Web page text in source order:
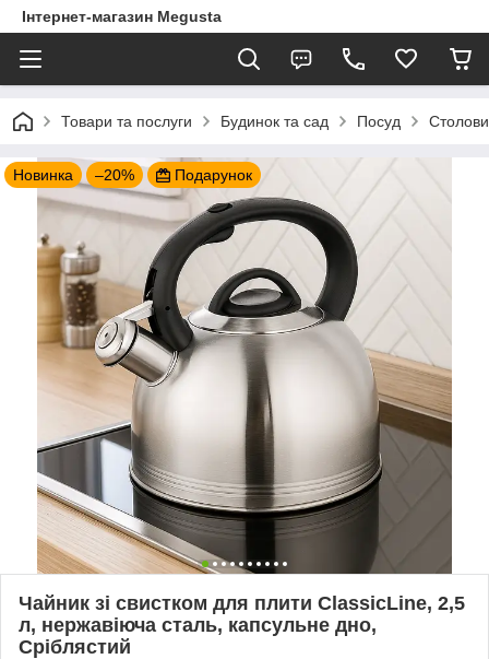
Інтернет-магазин Megusta
Товари та послуги Будинок та сад Посуд
Новинка –20% Подарунок
Чайник зі свистком для плити ClassicLine, 2,5
л, нержавіюча сталь, капсульне дно,
Сріблястий